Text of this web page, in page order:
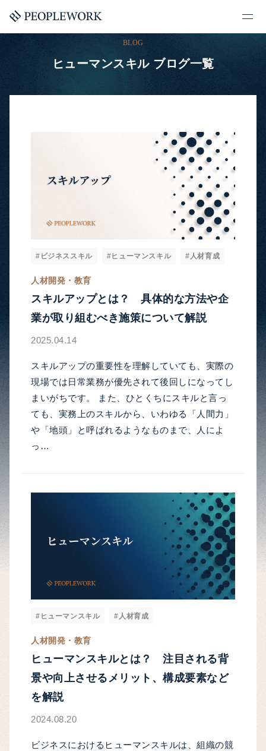
BLOG
ヒューマンスキル ブログ一覧
#ビジネススキル #ヒューマンスキル #人材育成
人材開発・教育
スキルアップとは？ 具体的な方法や企
業が取り組むべき施策について解説
2025.04.14
スキルアップの重要性を理解していても、実際の
現場では日常業務が優先されて後回しになってし
まいがちです。 また、ひとくちにスキルと言っ
ても、実務上のスキルから、いわゆる「人間力」
や「地頭」と呼ばれるようなものまで、人によ
っ…
#ヒューマンスキル #人材育成
人材開発・教育
ヒューマンスキルとは？ 注目される背
景や向上させるメリット、構成要素など
を解説
2024.08.20
ビジネスにおけるヒューマンスキルは、組織の競